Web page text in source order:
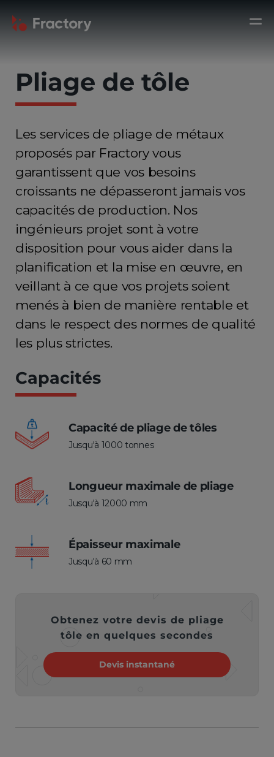
Pliage de tôle
Les services de pliage de métaux
proposés par Fractory vous
garantissent que vos besoins
croissants ne dépasseront jamais vos
capacités de production. Nos
ingénieurs projet sont à votre
disposition pour vous aider dans la
planification et la mise en œuvre, en
veillant à ce que vos projets soient
menés à bien de manière rentable et
dans le respect des normes de qualité
les plus strictes.
Capacités
Capacité de pliage de tôles
Jusqu'à 1000 tonnes
Longueur maximale de pliage
Jusqu'à 12000 mm
Épaisseur maximale
Jusqu'à 60 mm
Obtenez votre devis de pliage
tôle en quelques secondes
Devis instantané